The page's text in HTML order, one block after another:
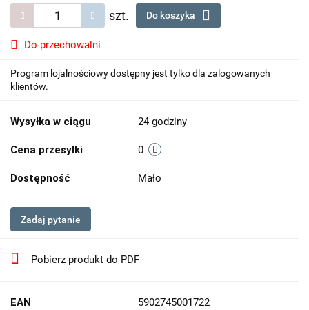
szt. Do koszyka
Do przechowalni
Program lojalnościowy dostępny jest tylko dla zalogowanych
klientów.
Wysyłka w ciągu 24 godziny
Cena przesyłki 0
Dostępność Mało
Zadaj pytanie
Pobierz produkt do PDF
EAN 5902745001722